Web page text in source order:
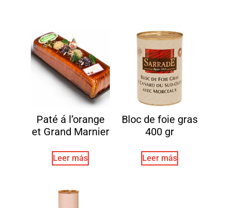
Paté á l’orange
et Grand Marnier
Leer más
Bloc de foie gras
400 gr
Leer más